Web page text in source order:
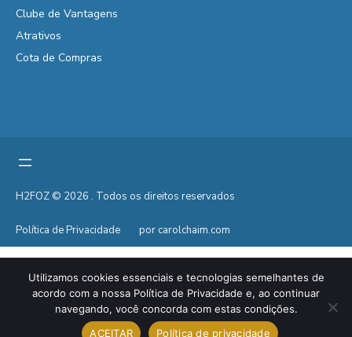
Clube de Vantagens
Atrativos
Cota de Compras
H2FOZ © 2026 . Todos os direitos reservados
Política de Privacidade por carolchaim.com
Utilizamos cookies essenciais e tecnologias semelhantes de
acordo com a nossa Política de Privacidade e, ao continuar
navegando, você concorda com estas condições.
ACEITAR
Política de privacidade